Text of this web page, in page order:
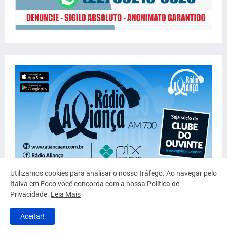
Utilizamos cookies para analisar o nosso tráfego. Ao navegar pelo
Italva em Foco você concorda com a nossa Política de
Privacidade. Leia Mais
Aceitar!